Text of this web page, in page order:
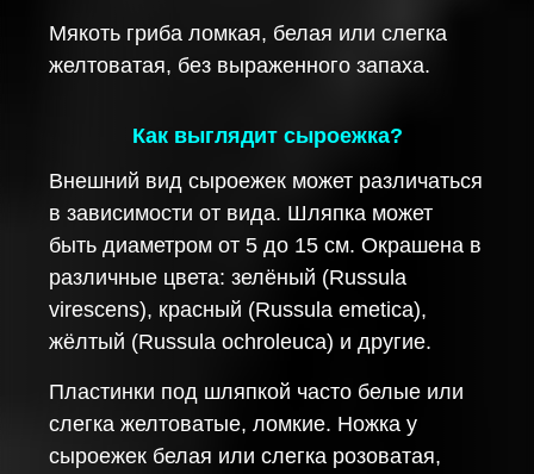
Мякоть гриба ломкая, белая или слегка
желтоватая, без выраженного запаха.
Как выглядит сыроежка?
Внешний вид сыроежек может различаться
в зависимости от вида. Шляпка может
быть диаметром от 5 до 15 см. Окрашена в
различные цвета: зелёный (Russula
virescens), красный (Russula emetica),
жёлтый (Russula ochroleuca) и другие.
Пластинки под шляпкой часто белые или
слегка желтоватые, ломкие. Ножка у
сыроежек белая или слегка розоватая,